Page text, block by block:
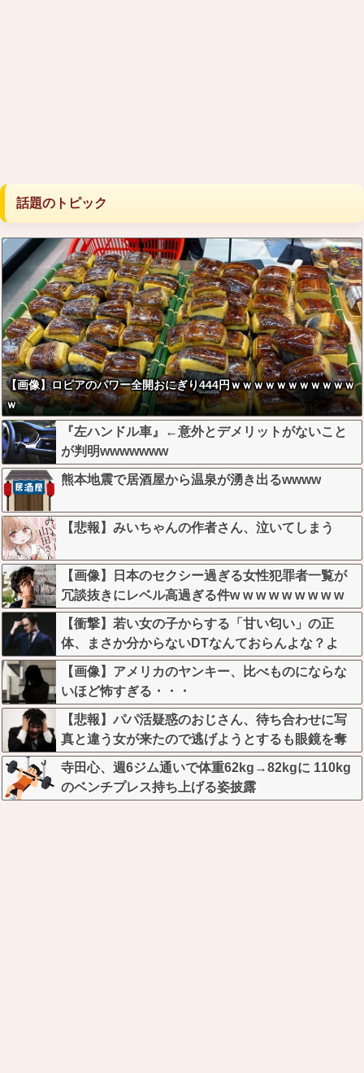
話題のトピック
【画像】ロピアのパワー全開おにぎり444円ｗｗｗｗｗｗｗｗｗｗｗ
ｗ
『左ハンドル車』←意外とデメリットがないこと
が判明wwwwwww
熊本地震で居酒屋から温泉が湧き出るwwww
【悲報】みいちゃんの作者さん、泣いてしまう
【画像】日本のセクシー過ぎる女性犯罪者一覧が
冗談抜きにレベル高過ぎる件w w w w w w w w w
【衝撃】若い女の子からする「甘い匂い」の正
体、まさか分からないDTなんておらんよな？よ
な？w w w w w w w w w w w
【画像】アメリカのヤンキー、比べものにならな
いほど怖すぎる・・・
【悲報】パパ活疑惑のおじさん、待ち合わせに写
真と違う女が来たので逃げようとするも眼鏡を奪
われ可哀想なことになっているところを激写され
てしまう…
寺田心、週6ジム通いで体重62kg→82kgに 110kg
のベンチプレス持ち上げる姿披露